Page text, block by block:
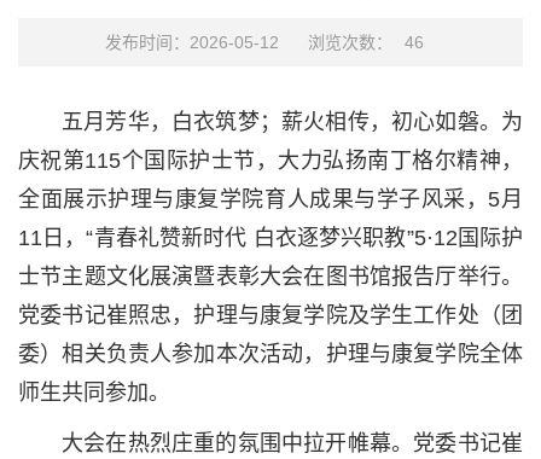
发布时间：2026-05-12 浏览次数： 46
五月芳华，白衣筑梦；薪火相传，初心如磐。为
庆祝第115个国际护士节，大力弘扬南丁格尔精神，
全面展示护理与康复学院育人成果与学子风采，5月
11日，“青春礼赞新时代 白衣逐梦兴职教”5·12国际护
士节主题文化展演暨表彰大会在图书馆报告厅举行。
党委书记崔照忠，护理与康复学院及学生工作处（团
委）相关负责人参加本次活动，护理与康复学院全体
师生共同参加。
大会在热烈庄重的氛围中拉开帷幕。党委书记崔